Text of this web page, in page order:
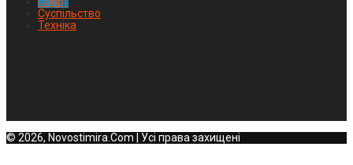
Суспільство
Техніка
© 2026, Novostimira.Com | Усі права захищені